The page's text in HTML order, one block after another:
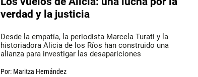
verdad y la justicia
Desde la empatía, la periodista Marcela Turati y la
historiadora Alicia de los Ríos han construido una
alianza para investigar las desapariciones
Por: Maritza Hernández